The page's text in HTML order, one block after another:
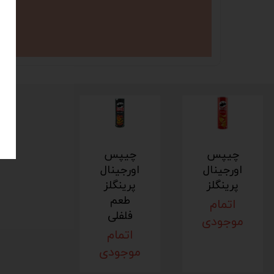
چیپس
اورجینال
پرینگلز
اتمام
موجودی
چیپس
اورجینال
پرینگلز
طعم
فلفلی
اتمام
موجودی